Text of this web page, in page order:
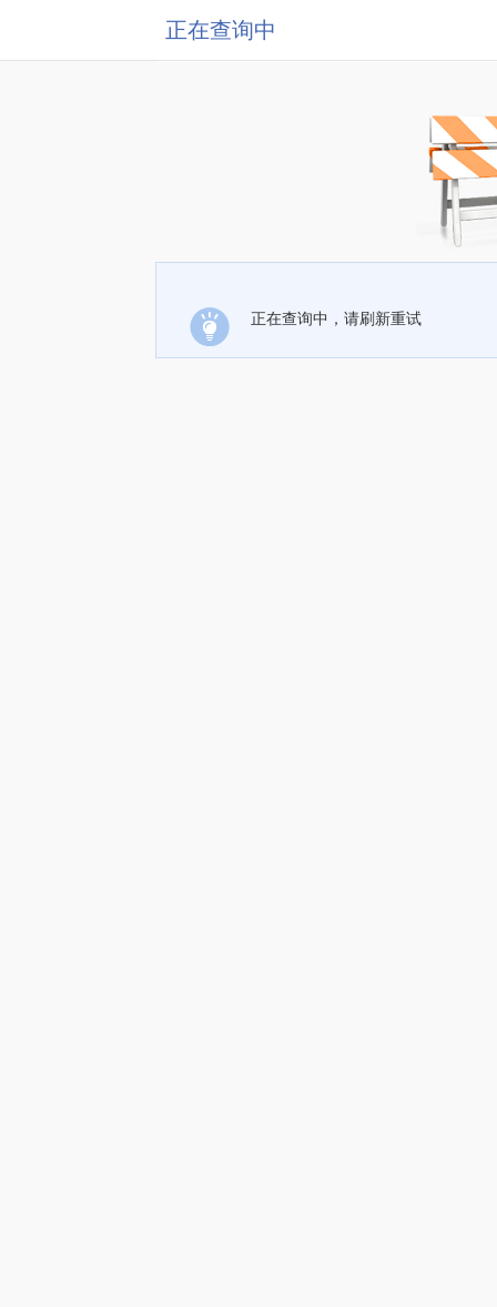
正在查询中
正在查询中，请刷新重试